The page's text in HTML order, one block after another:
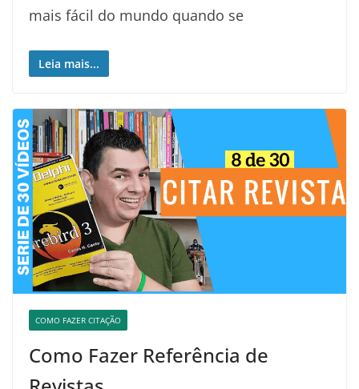
mais fácil do mundo quando se
Leia mais...
COMO FAZER CITAÇÃO
Como Fazer Referência de